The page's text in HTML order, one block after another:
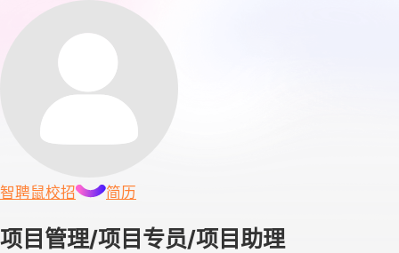
智聘鼠校招 简历
项目管理/项目专员/项目助理